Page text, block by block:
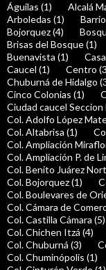
Águilas (1) Alcalá
Arboledas (1)
Bojorquez (4)
Brisas del Bosque (1)
Buenavista (1)
Caucel (1)
Centro
Chuburná de Hidalgo
Cinco Colonias (1)
Ciudad caucel Seccion
Col. Adolfo López
Col. Altabrisa (1)
Col. Ampliación
Col. Ampliación P. de
Col. Benito Juárez
Col. Bojorquez (1)
Col. Boulevares de
Col. Cámara de
Col. Castilla Cámara (5)
Col. Chichen Itzá (4)
Col. Chuburná (3)
Col. Chuminópolis (1)